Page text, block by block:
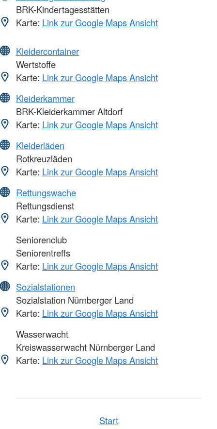
BRK-Kindertagesstätten
Karte: Link zur Google Maps Ansicht
Kleidercontainer
Wertstoffe
Karte: Link zur Google Maps Ansicht
Kleiderkammer
BRK-Kleiderkammer Altdorf
Karte: Link zur Google Maps Ansicht
Kleiderläden
Rotkreuzläden
Karte: Link zur Google Maps Ansicht
Rettungswache
Rettungsdienst
Karte: Link zur Google Maps Ansicht
Seniorenclub
Seniorentreffs
Karte: Link zur Google Maps Ansicht
Sozialstationen
Sozialstation Nürnberger Land
Karte: Link zur Google Maps Ansicht
Wasserwacht
Kreiswasserwacht Nürnberger Land
Karte: Link zur Google Maps Ansicht
Start